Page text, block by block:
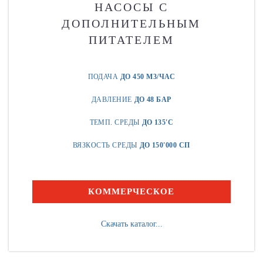
НАСОСЫ С
ДОПОЛНИТЕЛЬНЫМ
ПИТАТЕЛЕМ
ПОДАЧА ДО 450 М3/ЧАС
ДАВЛЕНИЕ ДО 48 БАР
ТЕМП. СРЕДЫ ДО 135'C
ВЯЗКОСТЬ СРЕДЫ ДО 150'000 СП
КОММЕРЧЕСКОЕ
Скачать каталог...